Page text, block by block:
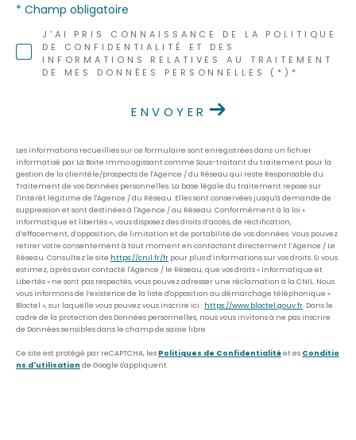
J'AI PRIS CONNAISSANCE DE LA POLITIQUE
DE CONFIDENTIALITÉ ET DES
INFORMATIONS RELATIVES AU TRAITEMENT
DE MES DONNÉES PERSONNELLES (*)*
* Champ obligatoire
ENVOYER
Les informations recueillies sur ce formulaire sont enregistrées dans un fichier
informatisé par La Boite Immo agissant comme Sous-traitant du traitement pour la
gestion de la clientèle/prospects de l'Agence / du Réseau qui reste Responsable du
Traitement de vos Données personnelles. La base légale du traitement repose sur
l'intérêt légitime de l'Agence / du Réseau. Elles sont conservées jusqu'à demande de
suppression et sont destinées à l'Agence / au Réseau. Conformément à la loi «
informatique et libertés », vous disposez des droits d’accès, de rectification,
d’effacement, d’opposition, de limitation et de portabilité de vos données. Vous pouvez
retirer votre consentement à tout moment en contactant directement l’Agence / Le
Réseau. Consultez le site https://cnil.fr/fr pour plus d’informations sur vos droits. Si vous
estimez, après avoir contacté l'Agence / le Réseau, que vos droits « Informatique et
Libertés » ne sont pas respectés, vous pouvez adresser une réclamation à la CNIL. Nous
vous informons de l’existence de la liste d'opposition au démarchage téléphonique «
Bloctel », sur laquelle vous pouvez vous inscrire ici : https://www.bloctel.gouv.fr. Dans le
cadre de la protection des Données personnelles, nous vous invitons à ne pas inscrire
de Données sensibles dans le champ de saisie libre.
Ce site est protégé par reCAPTCHA, les Politiques de Confidentialitéet es Conditio
ns d'utilisation de Google s'appliquent.